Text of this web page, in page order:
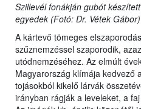
Szillevél fonákján gubót
egyedek (Fotó: Dr. Vétek Gábor)
A kártevő tömeges
szűznemzéssel szaporodik,
utódnemzéséhez. Az elmúlt
Magyarország klímája kedvező
tojásokból kikelő lárvák
irányban rágják a leveleket, a